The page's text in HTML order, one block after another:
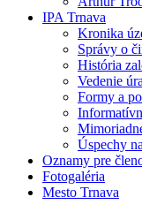
IPA Trnava
Kronika
Správy o
História
Vedenie
Formy a
Úspechy
Oznamy pre
Fotogaléria
Mesto Trnava